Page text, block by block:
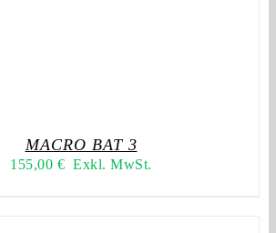
MACRO BAT 3
155,00 € Exkl. MwSt.